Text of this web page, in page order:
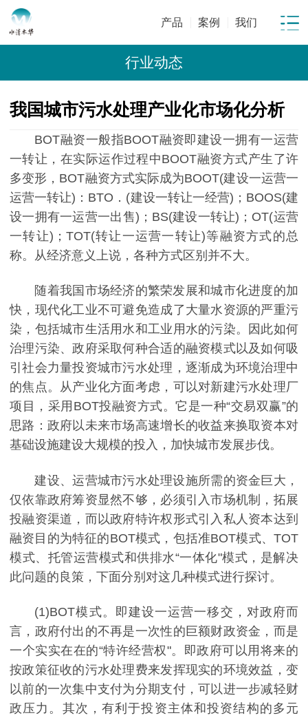
产品 案例 我们
行业动态
我国城市污水处理产业化市场化分析
BOT融资一般指BOOT融资即建设一拥有一运营
一转让，在实际运作过程中BOOT融资方式产生了许
多变形，BOT融资方式实际成为BOOT(建设一运营一
运营一转让)：BTO．(建设一转让一经营)；BOOS(建
设一拥有一运营一出售)；BS(建设一转让)；OT(运营
一转让)；TOT(转让一运营一转让)等融资方式的总
称。从经济意义上说，各种方式区别并不大。
随着我国市场经济的繁荣发展和城市化进度的加
快，现代化工业不可避免造成了大量水资源的严重污
染，包括城市生活用水和工业用水的污染。因此如何
治理污染、政府采取何种合适的融资模式以及如何吸
引社会力量投资城市污水处理，逐渐成为环境治理中
的焦点。从产业化方面考虑，可以对新建污水处理厂
项目，采用BOT投融资方式。它是一种“交易双赢”的
思路：政府以未来市场高速增长的收益来换取资本对
基础设施建设大规模的投入，加快城市发展步伐。
建设、运营城市污水处理设施所需的资金巨大，
仅依靠政府筹资显然不够，必须引入市场机制，拓展
投融资渠道，而以政府特许权形式引入私人资本达到
融资目的为特征的BOT模式，包括准BOT模式、TOT
模式、托管运营模式和供排水“一体化"模式，是解决
此问题的良策，下面分别对这几种模式进行探讨。
(1)BOT模式。即建设一运营一移交，对政府而
言，政府付出的不再是一次性的巨额财政资金，而是
一个实实在在的“特许经营权"。即政府可以用将来的
按政策征收的污水处理费来发挥现实的环境效益，变
以前的一次集中支付为分期支付，可以进一步减轻财
政压力。其次，有利于投资主体和投资结构的多元